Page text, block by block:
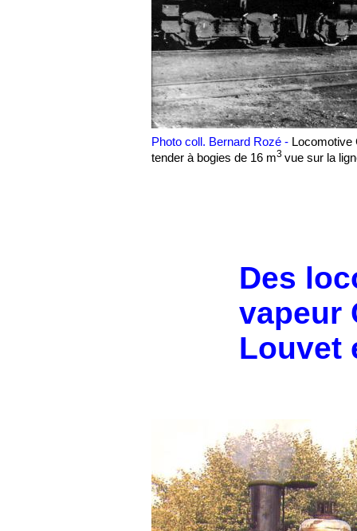
Photo coll. Bernard Rozé - Locomotive
tender à bogies de 16 m3 vue sur la
Des
vapeur
Louvet